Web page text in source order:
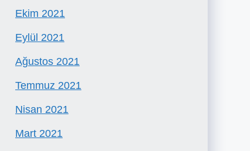
Ekim 2021
Eylül 2021
Ağustos 2021
Temmuz 2021
Nisan 2021
Mart 2021